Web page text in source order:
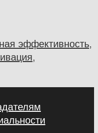
эффективность,
,